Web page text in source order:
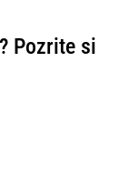
Pozrite si